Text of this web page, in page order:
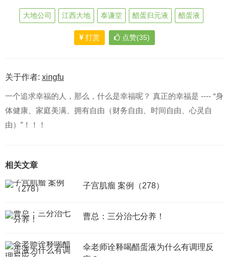
大地公司 江西大地 泰谦堂 醋蛋归元液 醋蛋液
打赏 点赞(35)
关于作者: xingfu
一个追求幸福的人，那么，什么是幸福呢？ 真正的幸福是 ---- “身
体健康、家庭美满、拥有自由（财务自由、时间自由、心灵自
由）”！！！
相关文章
子宫肌瘤 案例（278）
曹总：三分治七分养！
伞老师诠释喝醋蛋液为什么有调理反